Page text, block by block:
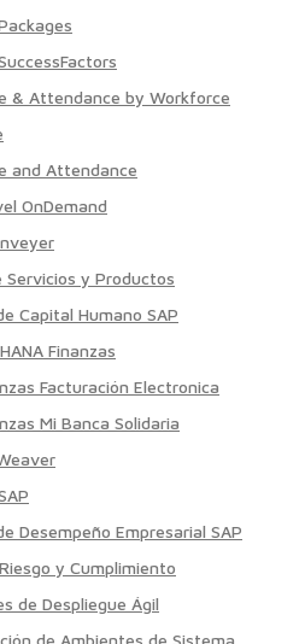
& Attendance by Workforce
and Attendance
OnDemand
Servicios y Productos
Capital Humano SAP
Finanzas
Facturación Electronica
Mi Banca Solidaria
Desempeño Empresarial SAP
y Cumplimiento
de Despliegue Ágil
de Ambientes de Sistema